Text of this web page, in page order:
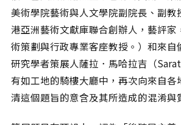
美術學院藝術與人文學院副院長、副教
港亞洲藝術文獻庫聯合創辦人，藝評家
術策劃與行政專業客座教授。）和來自
研究學者策展人薩拉．馬哈拉吉（
有如工地的騎樓大廳中，再次向來自各
清這個題旨的意含及其所造成的混淆與